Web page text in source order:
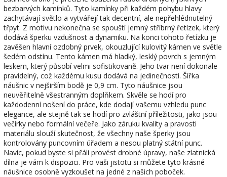
bezbarvých kamínků. Tyto kamínky při každém pohybu hlavy
zachytávají světlo a vytvářejí tak decentní, ale nepřehlédnutelný
třpyt. Z motivu nekonečna se spouští jemný stříbrný řetízek, který
dodává šperku vzdušnost a dynamiku. Na konci tohoto řetízku je
zavěšen hlavní ozdobný prvek, okouzlující kulovitý kámen ve světle
šedém odstínu. Tento kámen má hladký, lesklý povrch s jemným
leskem, který působí velmi sofistikovaně. Jeho tvar není dokonale
pravidelný, což každému kusu dodává na jedinečnosti. Šířka
náušnic v nejširším bodě je 0,9 cm. Tyto náušnice jsou
neuvěřitelně všestranným doplňkem. Skvěle se hodí pro
každodenní nošení do práce, kde dodají vašemu vzhledu punc
elegance, ale stejně tak se hodí pro zvláštní příležitosti, jako jsou
večírky nebo formální večeře. Jako záruku kvality a pravosti
materiálu slouží skutečnost, že všechny naše šperky jsou
kontrolovány puncovním úřadem a nesou platný státní punc.
Navíc, pokud byste si přáli provést drobné úpravy, naše zlatnická
dílna je vám k dispozici. Pro vaši jistotu si můžete tyto krásné
náušnice osobně vyzkoušet na jedné z našich poboček.